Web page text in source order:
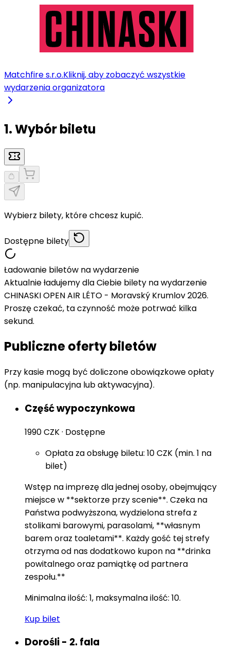
Matchfire s.r.o.Kliknij, aby zobaczyć wszystkie
wydarzenia organizatora
1. Wybór biletu
Wybierz bilety, które chcesz kupić.
Dostępne bilety
Ładowanie biletów na wydarzenie
Aktualnie ładujemy dla Ciebie bilety na wydarzenie
CHINASKI OPEN AIR LÉTO - Moravský Krumlov 2026.
Proszę czekać, ta czynność może potrwać kilka
sekund.
Publiczne oferty biletów
Przy kasie mogą być doliczone obowiązkowe opłaty
(np. manipulacyjna lub aktywacyjna).
Część wypoczynkowa
1990 CZK· Dostępne
Opłata za obsługę biletu: 10 CZK (min. 1 na
bilet)
Wstęp na imprezę dla jednej osoby, obejmujący
miejsce w **sektorze przy scenie**. Czeka na
Państwa podwyższona, wydzielona strefa z
stolikami barowymi, parasolami, **własnym
barem oraz toaletami**. Każdy gość tej strefy
otrzyma od nas dodatkowo kupon na **drinka
powitalnego oraz pamiątkę od partnera
zespołu.**
Minimalna ilość: 1, maksymalna ilość: 10.
Kup bilet
Dorośli - 2. fala